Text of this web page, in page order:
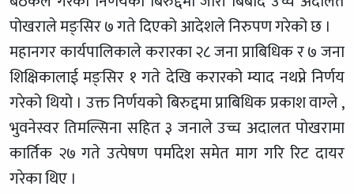
पोखराले मङ्सिर ७ गते दिएको आदेशले निरुपण गरेको छ ।
महानगर कार्यपालिकाले करारका २८ जना प्राबिधिक र ७ जना
शिक्षिकालाई मङ्सिर १ गते देखि करारको म्याद नथप्ने निर्णय
गरेको थियो । उक्त निर्णयको बिरुद्दमा प्राबिधिक प्रकाश वाग्ले ,
भुवनेस्वर तिमल्सिना सहित ३ जनाले उच्च अदालत पोखरामा
कार्तिक २७ गते उत्पेषण पर्मादेश समेत माग गरि रिट दायर
गरेका थिए ।